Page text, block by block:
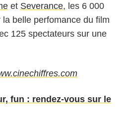
et Severance, les 6 000
belle perfomance du film
125 spectateurs sur une
fun : rendez-vous sur le